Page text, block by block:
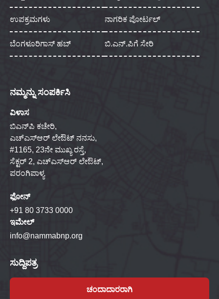
ಉಪಕ್ರಮಗಳು ನಾಗರಿಕ ಪೋರ್ಟಲ್
ಬೆಂಗಳೂರಿಗಾಸ್ ಹಬ್ ಬಿ.ಎನ್.ಪಿಗೆ ಸೇರಿ
ನಮ್ಮನ್ನು ಸಂಪರ್ಕಿಸಿ
ವಿಳಾಸ
ಬಿಎನ್‌ಪಿ ಕಚೇರಿ,
ಎಚ್‌ಎಸ್‌ಆರ್ ಲೇಔಟ್ ನನಸು,
#1165, 23ನೇ ಮುಖ್ಯ ರಸ್ತೆ,
ಸೆಕ್ಟರ್ 2, ಎಚ್‌ಎಸ್‌ಆರ್ ಲೇಔಟ್,
ಪರಂಗಿಪಾಳ್ಯ
ಫೋನ್
+91 80 3733 0000
ಇಮೇಲ್
info@nammabnp.org
ಸುದ್ದಿಪತ್ರ
ಚಂದಾದಾರರಾಗಿ